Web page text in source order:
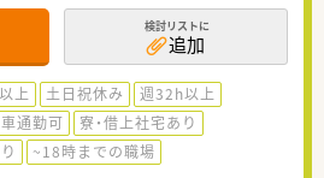
検討リストに
追加
上 土日祝休み
週32h以上
車通勤可
寮・借上社宅あり
~18時までの職場